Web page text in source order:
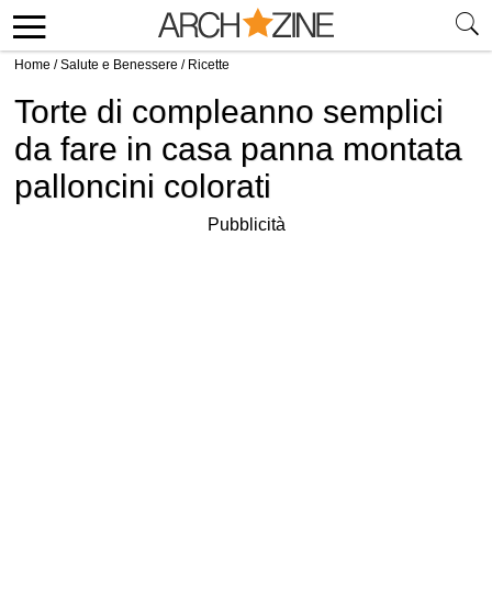
Home /Salute e Benessere / Ricette
Torte di compleanno semplici
da fare in casa panna montata
palloncini colorati
Pubblicità